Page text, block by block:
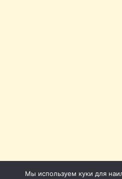
Мы используем куки для